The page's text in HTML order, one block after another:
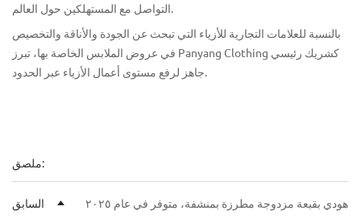
التواصل مع المستهلكين حول العالم.
بالنسبة للعلامات التجارية للأزياء التي تبحث عن الجودة والأناقة والتخصيص
في عروض الملابس الخاصة بها، تبرز Panyang Clothing كشريك رئيسي
جاهز لرفع مستوى أعمال الأزياء عبر الحدود.
ملصق:
السابق هودي بقبعة مزدوجة مطرزة بمنشفة، متوفر في عام ٢٠٢٥